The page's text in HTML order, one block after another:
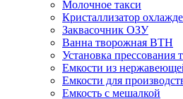
Молочное такси
Кристаллизатор
Заквасочник ОЗУ
Ванна творожная ВТН
Установка прессования
Емкости из
Емкости для
Емкость с мешалкой